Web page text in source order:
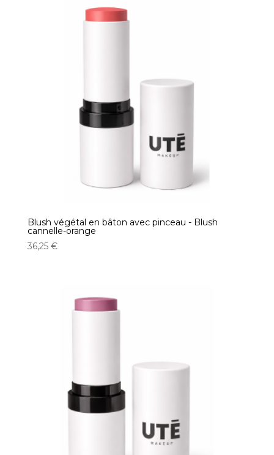
Blush végétal en bâton avec pinceau - Blush
cannelle-orange
36,25 €